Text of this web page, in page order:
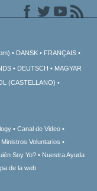
DANSK FRANÇAIS
DEUTSCH
MAGYAR
(CASTELLANO)
Canal de Video
Ministros Voluntarios
Soy Yo?
Nuestra Ayuda
de la web